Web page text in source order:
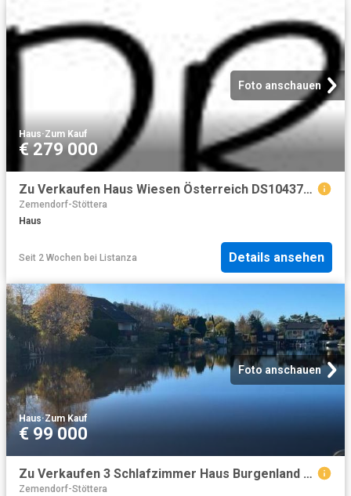
Foto anschauen
Haus·Zum Kauf
€ 279 000
Zu Verkaufen Haus Wiesen Österreich DS104371123
Zemendorf-Stöttera
Haus
Seit 2 Wochen bei Listanza Details ansehen
Foto anschauen
Haus·Zum Kauf
€ 99 000
Zu Verkaufen 3 Schlafzimmer Haus Burgenland Burgenland DS104293797
Zemendorf-Stöttera